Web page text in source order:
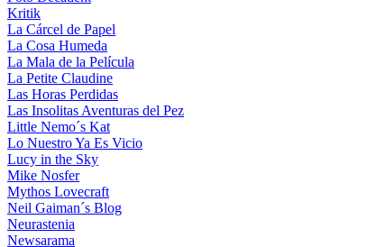
Kritik
La Cárcel de Papel
La Cosa Humeda
La Mala de la Película
La Petite Claudine
Las Horas Perdidas
Las Insolitas Aventuras del Pez
Little Nemo´s Kat
Lo Nuestro Ya Es Vicio
Lucy in the Sky
Mike Nosfer
Mythos Lovecraft
Neil Gaiman´s Blog
Neurastenia
Newsarama